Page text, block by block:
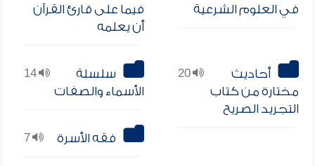
في العلوم الشرعية
فيما على قارئ القرآن
أن يعلمه
20
أحاديث
مختارة من كتاب
التجريد الصريح
14
سلسلة
الأسماء والصفات
7 فقه الأسرة